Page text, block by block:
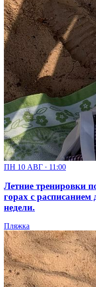
ПН 10 АВГ · 11:00
Летние тренировки
горах с
недели.
Пляжка